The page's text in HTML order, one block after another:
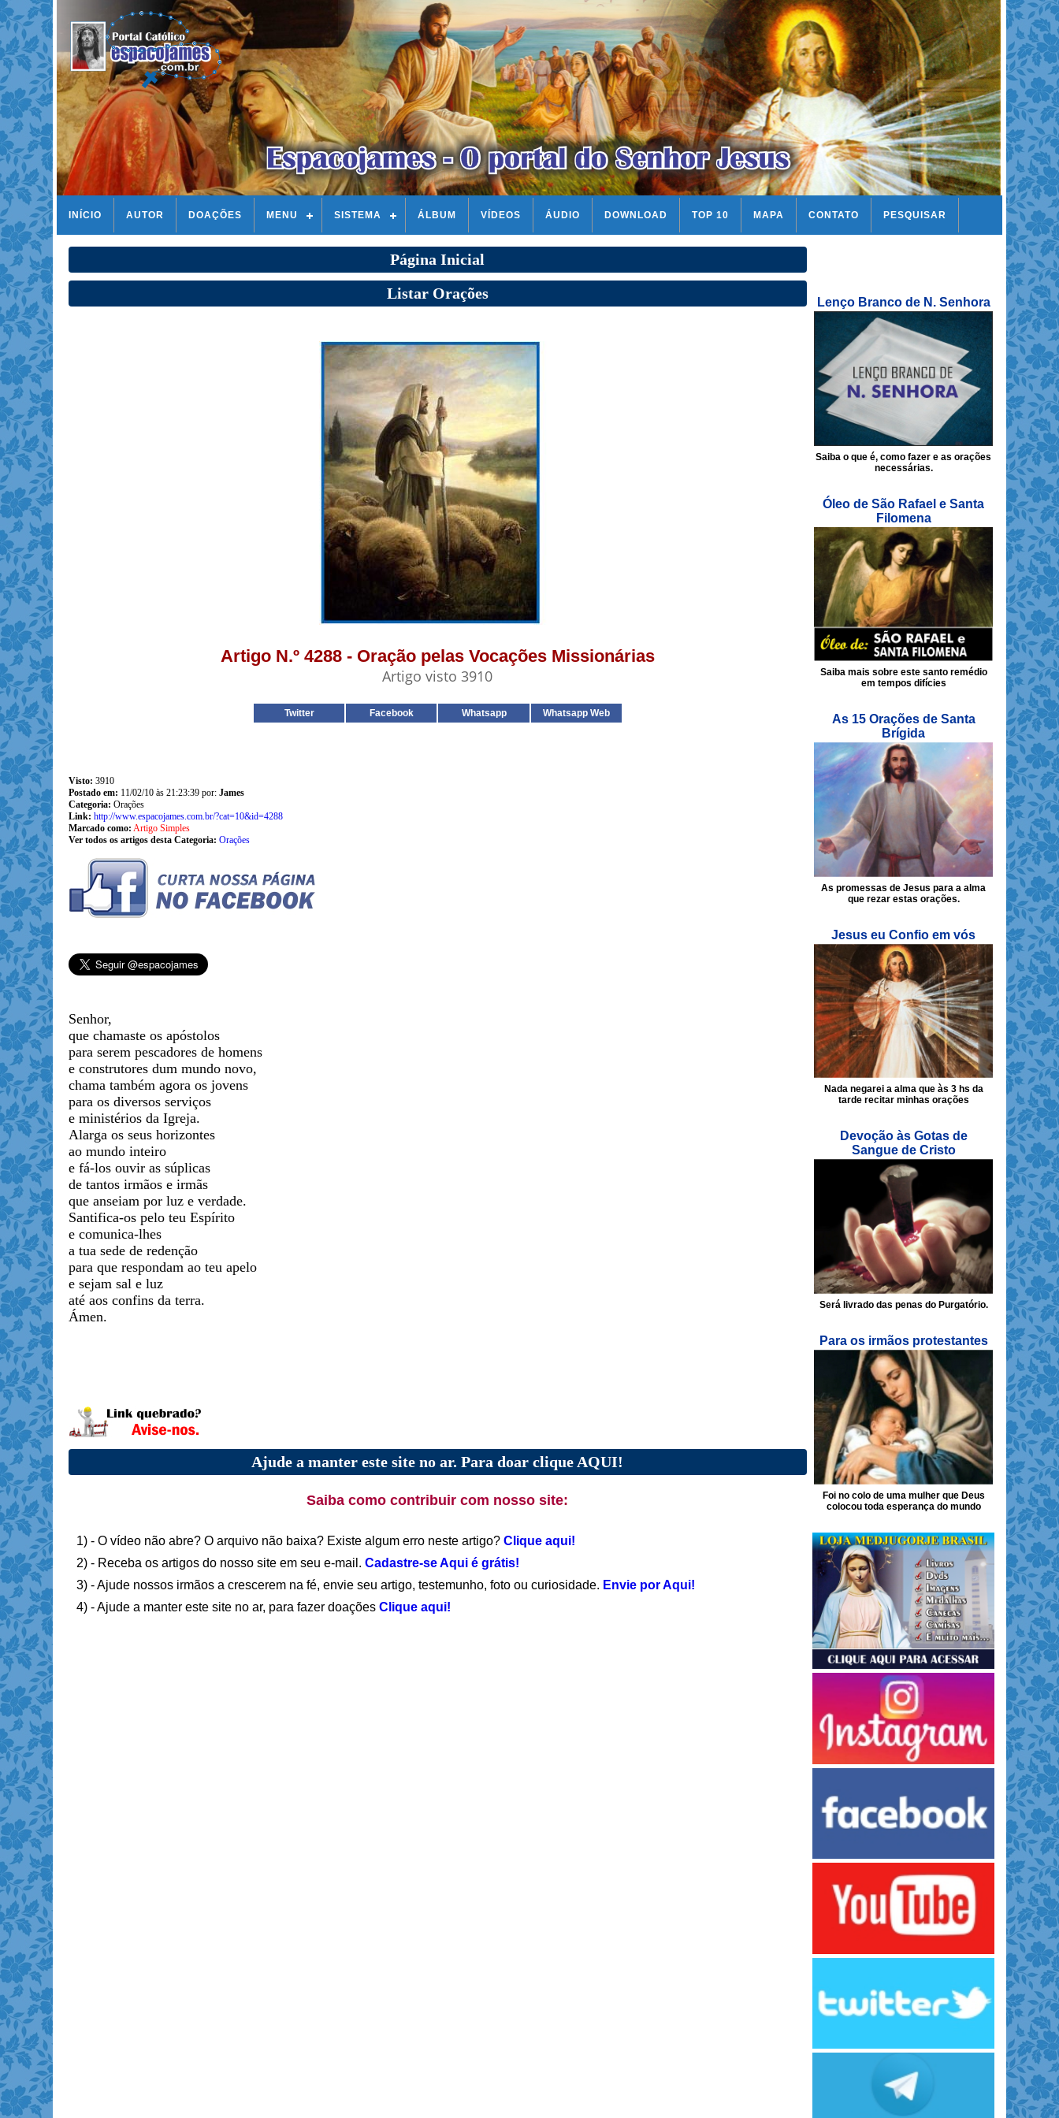
INÍCIO AUTOR DOAÇÕES MENU SISTEMA ÁLBUM VÍDEOS ÁUDIO DOWNLOAD TOP 10 MAPA CONTATO PESQUISAR
Página Inicial
Listar Orações
Artigo N.º 4288 - Oração pelas Vocações Missionárias
Artigo visto 3910
Twitter Facebook Whatsapp Whatsapp Web
Visto: 3910
Postado em: 11/02/10 às 21:23:39 por: James
Categoria: Orações
Link: http://www.espacojames.com.br/?cat=10&id=4288
Marcado como: Artigo Simples
Ver todos os artigos desta Categoria: Orações
Senhor,
que chamaste os apóstolos
para serem pescadores de homens
e construtores dum mundo novo,
chama também agora os jovens
para os diversos serviços
e ministérios da Igreja.
Alarga os seus horizontes
ao mundo inteiro
e fá-los ouvir as súplicas
de tantos irmãos e irmãs
que anseiam por luz e verdade.
Santifica-os pelo teu Espírito
e comunica-lhes
a tua sede de redenção
para que respondam ao teu apelo
e sejam sal e luz
até aos confins da terra.
Ámen.
Ajude a manter este site no ar. Para doar clique AQUI!
Saiba como contribuir com nosso site:
1) - O vídeo não abre? O arquivo não baixa? Existe algum erro neste artigo? Clique aqui!
2) - Receba os artigos do nosso site em seu e-mail. Cadastre-se Aqui é grátis!
3) - Ajude nossos irmãos a crescerem na fé, envie seu artigo, testemunho, foto ou curiosidade. Envie por Aqui!
4) - Ajude a manter este site no ar, para fazer doações Clique aqui!
Lenço Branco de N. Senhora
Saiba o que é, como fazer e as orações
necessárias.
Óleo de São Rafael e Santa
Filomena
Saiba mais sobre este santo remédio
em tempos difícies
As 15 Orações de Santa
Brígida
As promessas de Jesus para a alma
que rezar estas orações.
Jesus eu Confio em vós
Nada negarei a alma que às 3 hs da
tarde recitar minhas orações
Devoção às Gotas de
Sangue de Cristo
Será livrado das penas do Purgatório.
Para os irmãos protestantes
Foi no colo de uma mulher que Deus
colocou toda esperança do mundo